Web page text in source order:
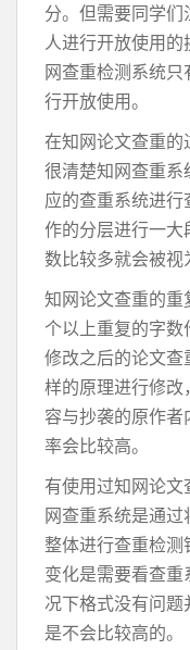
分。但需要同学
人进行开放使用
网查重检测系统
行开放使用。
在知网论文查重
很清楚知网查重
应的查重系统进
作的分层进行一
数比较多就会被视
知网论文查重的
个以上重复的字
修改之后的论文
样的原理进行修
容与抄袭的原作
率会比较高。
有使用过知网论
网查重系统是通
整体进行查重检
变化是需要看查
况下格式没有问
是不会比较高的。